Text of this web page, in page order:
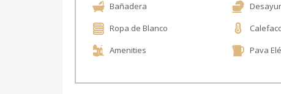
Bañadera
Ropa de Blanco
Amenities
Pava